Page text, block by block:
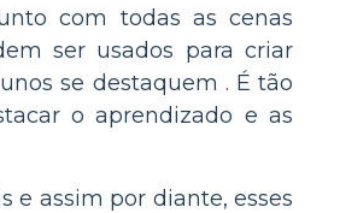
com todas as cenas
ser usados para criar
se destaquem . É tão
o aprendizado e as
e assim por diante, esses